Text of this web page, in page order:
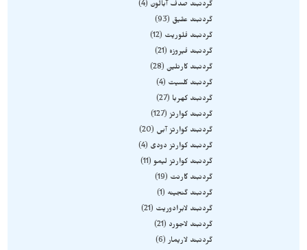
گردنبند صدف آبالون
4
گردنبند عقیق
93
گردنبند فلوریت
12
گردنبند فیروزه
21
گردنبند کارنلین 28
گردنبند کلسیت
4
گردنبند کهربا
27
گردنبند کوارتز 127
گردنبند کوارتز آبی
20
گردنبند کوارتز دودی
4
گردنبند کوارتز لیمو 11
گردنبند گارنت
19
گردنبند گنجینه
1
گردنبند لابرادوریت
21
گردنبند لاجورد
21
گردنبند لاریمار 6